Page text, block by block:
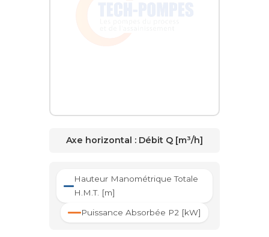
Axe horizontal : Débit Q [m³/h]
Hauteur Manométrique Totale
H.M.T. [m]
Puissance Absorbée P2 [kW]